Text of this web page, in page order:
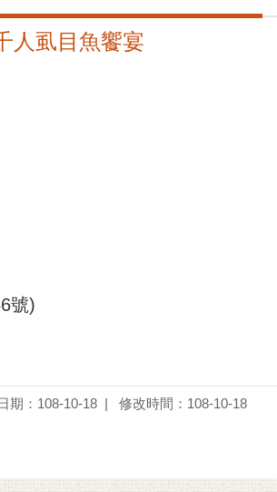
人虱目魚饗宴
號)
期：108-10-18 修改時間：108-10-18